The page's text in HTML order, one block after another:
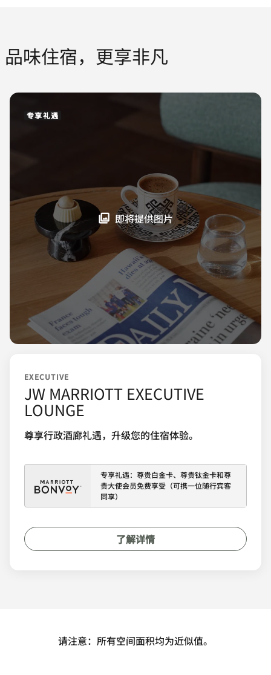
品味住宿，更享非凡
专享礼遇
即将提供图片
EXECUTIVE
JW MARRIOTT EXECUTIVE
LOUNGE
尊享行政酒廊礼遇，升级您的住宿体验。
专享礼遇：尊贵白金卡、尊贵钛金卡和尊
贵大使会员免费享受（可携一位随行宾客
同享）
了解详情
请注意：所有空间面积均为近似值。